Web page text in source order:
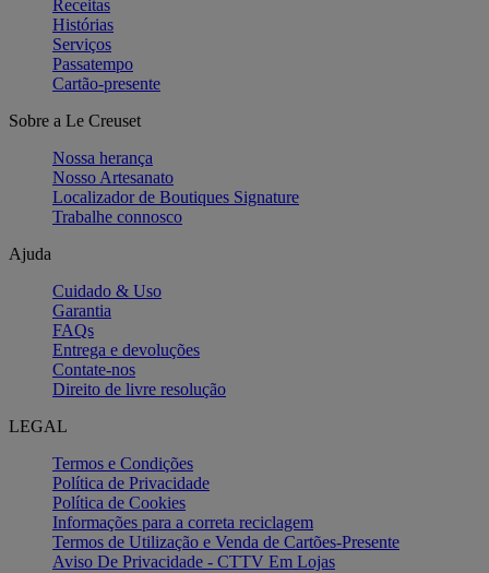
Receitas
Histórias
Serviços
Passatempo
Cartão-presente
Sobre a Le Creuset
Nossa herança
Nosso Artesanato
Localizador de Boutiques Signature
Trabalhe connosco
Ajuda
Cuidado & Uso
Garantia
FAQs
Entrega e devoluções
Contate-nos
Direito de livre resolução
LEGAL
Termos e Condições
Política de Privacidade
Política de Cookies
Informações para a correta reciclagem
Termos de Utilização e Venda de Cartões-Presente
Aviso De Privacidade - CTTV Em Lojas